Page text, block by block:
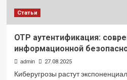
Статьи
OTP аутентификация:
информационной
admin 27.08.2025
Киберугрозы растут